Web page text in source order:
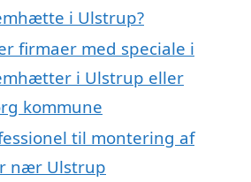
i Ulstrup?
firmaer med speciale i
i Ulstrup eller
kommune
til montering af
nær Ulstrup